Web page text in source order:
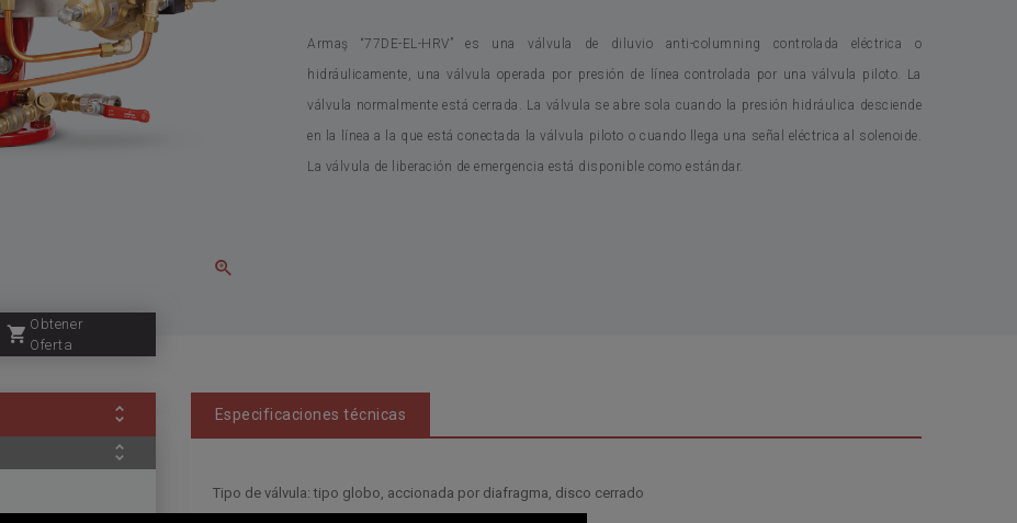
Armaş “77DE-EL-HRV” es una válvula de diluvio anti-columning controlada eléctrica o
hidráulicamente, una válvula operada por presión de línea controlada por una válvula piloto. La
válvula normalmente está cerrada. La válvula se abre sola cuando la presión hidráulica desciende
en la línea a la que está conectada la válvula piloto o cuando llega una señal eléctrica al solenoide.
La válvula de liberación de emergencia está disponible como estándar.
Obtener
Oferta
Especificaciones técnicas
Tipo de válvula: tipo globo, accionada por diafragma, disco cerrado